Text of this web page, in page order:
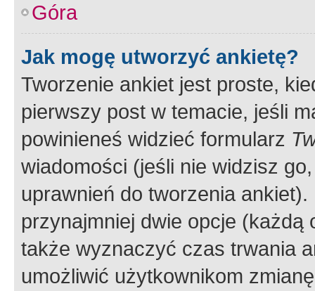
Góra
Jak mogę utworzyć ankietę?
Tworzenie ankiet jest proste,
pierwszy post w temacie, jeśli
powinieneś widzieć formularz
wiadomości (jeśli nie widzisz
uprawnień do tworzenia
przynajmniej dwie opcje
także wyznaczyć czas trwania
umożliwić użytkownikom